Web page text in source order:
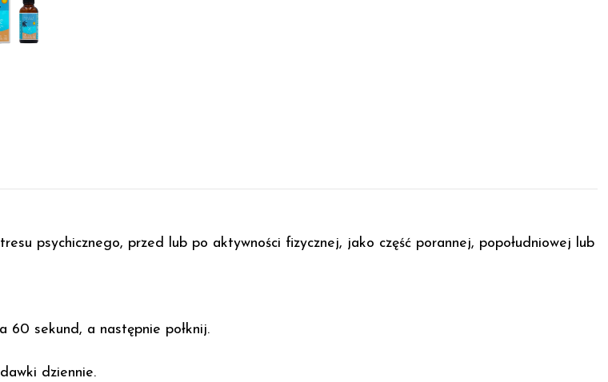
psychicznego, przed lub po aktywności fizycznej, jako część porannej, popołudniowej lub
60 sekund, a następnie połknij.
dziennie.